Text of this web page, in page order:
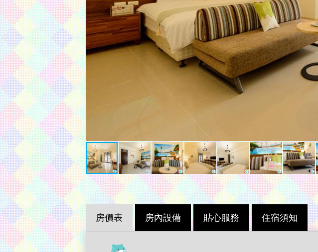
房價表 房內設備 貼心服務 住宿須知